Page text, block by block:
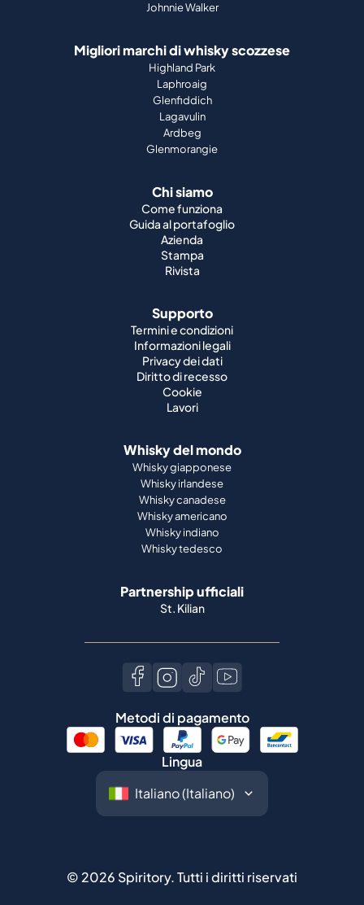
Johnnie Walker
Migliori marchi di whisky scozzese
Highland Park
Laphroaig
Glenfiddich
Lagavulin
Ardbeg
Glenmorangie
Chi siamo
Come funziona
Guida al portafoglio
Azienda
Stampa
Rivista
Supporto
Termini e condizioni
Informazioni legali
Privacy dei dati
Diritto di recesso
Cookie
Lavori
Whisky del mondo
Whisky giapponese
Whisky irlandese
Whisky canadese
Whisky americano
Whisky indiano
Whisky tedesco
Partnership ufficiali
St. Kilian
Metodi di pagamento
Lingua
© 2026 Spiritory.Tutti i diritti riservati